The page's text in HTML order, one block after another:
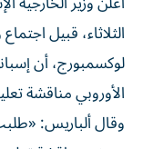
الثلاثاء، قبيل
لوكسمبورج، أن
الأوروبي ‌مناقشة
وقال ألباريس: